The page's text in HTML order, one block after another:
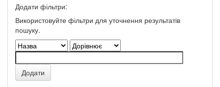
Додати фільтри:
Використовуйте фільтри для уточнення результатів
пошуку.